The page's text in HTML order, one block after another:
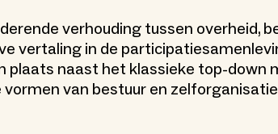
verhouding tussen overheid,
vertaling in de
plaats naast het klassieke top-down
vormen van bestuur en